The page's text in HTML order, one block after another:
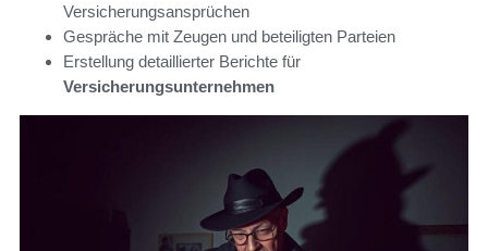
Versicherungsansprüchen
Gespräche mit Zeugen und beteiligten Parteien
Erstellung detaillierter Berichte für
Versicherungsunternehmen